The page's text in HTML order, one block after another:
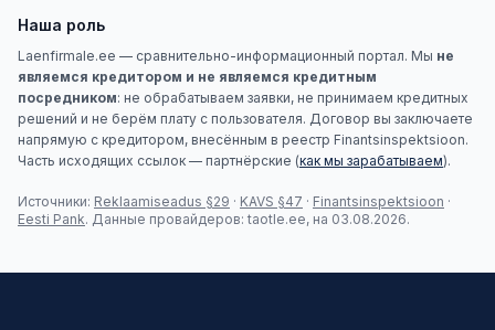
Наша роль
Laenfirmale.ee — сравнительно-информационный портал. Мы не
являемся кредитором и не являемся кредитным
посредником: не обрабатываем заявки, не принимаем кредитных
решений и не берём плату с пользователя. Договор вы заключаете
напрямую с кредитором, внесённым в реестр Finantsinspektsioon.
Часть исходящих ссылок — партнёрские (как мы зарабатываем).
Источники: Reklaamiseadus §29 · KAVS §47 · Finantsinspektsioon ·
Eesti Pank. Данные провайдеров: taotle.ee, на 03.08.2026.